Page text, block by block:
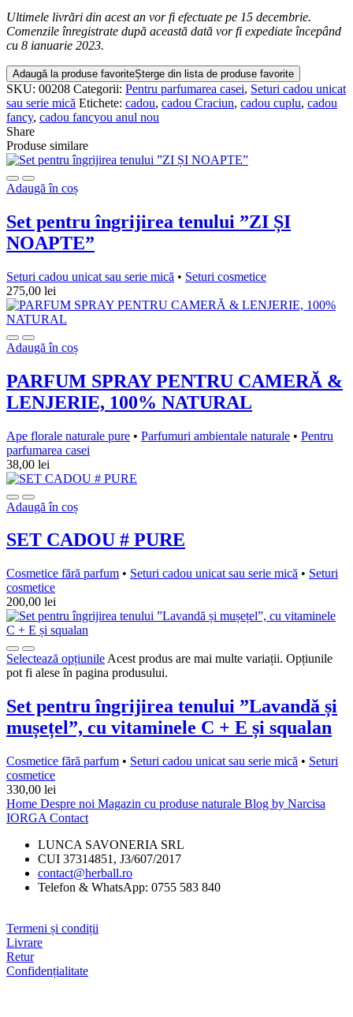
Ultimele livrări din acest an vor fi efectuate pe 15 decembrie.
Comenzile înregistrate după această dată vor fi expediate începând
cu 8 ianuarie 2023.
Adaugă la produse favoriteȘterge din lista de produse favorite
SKU: 00208 Categorii: Pentru parfumarea casei, Seturi cadou unicat
sau serie mică Etichete: cadou, cadou Craciun, cadou cuplu, cadou
fancy, cadou fancyou anul nou
Share
Produse similare
Adaugă în coș
Set pentru îngrijirea tenului ”ZI ȘI
NOAPTE”
Seturi cadou unicat sau serie mică • Seturi cosmetice
275,00 lei
Adaugă în coș
PARFUM SPRAY PENTRU CAMERĂ &
LENJERIE, 100% NATURAL
Ape florale naturale pure • Parfumuri ambientale naturale • Pentru
parfumarea casei
38,00 lei
Adaugă în coș
SET CADOU # PURE
Cosmetice fără parfum • Seturi cadou unicat sau serie mică • Seturi
cosmetice
200,00 lei
Selectează opțiunile Acest produs are mai multe variații. Opțiunile
pot fi alese în pagina produsului.
Set pentru îngrijirea tenului ”Lavandă și
mușețel”, cu vitaminele C + E și squalan
Cosmetice fără parfum • Seturi cadou unicat sau serie mică • Seturi
cosmetice
330,00 lei
Home Despre noi Magazin cu produse naturale Blog by Narcisa
IORGA Contact
LUNCA SAVONERIA SRL
CUI 37314851, J3/607/2017
contact@herball.ro
Telefon & WhatsApp: 0755 583 840
Termeni și condiții
Livrare
Retur
Confidențialitate